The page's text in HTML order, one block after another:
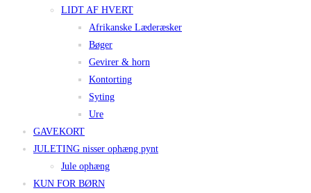
LIDT AF HVERT
Afrikanske Læderæsker
Bøger
Gevirer & horn
Kontorting
Syting
Ure
GAVEKORT
JULETING nisser ophæng pynt
Jule ophæng
KUN FOR BØRN